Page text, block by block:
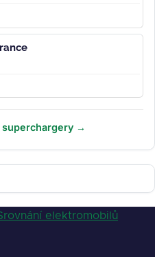
→
elektromobilů